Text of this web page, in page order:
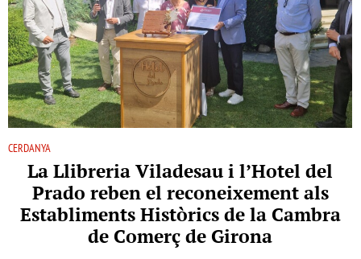
CERDANYA
La Llibreria Viladesau i l’Hotel del
Prado reben el reconeixement als
Establiments Històrics de la Cambra
de Comerç de Girona